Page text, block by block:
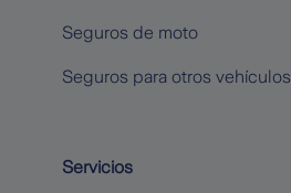
Seguros de moto
Seguros para otros vehículos
Servicios